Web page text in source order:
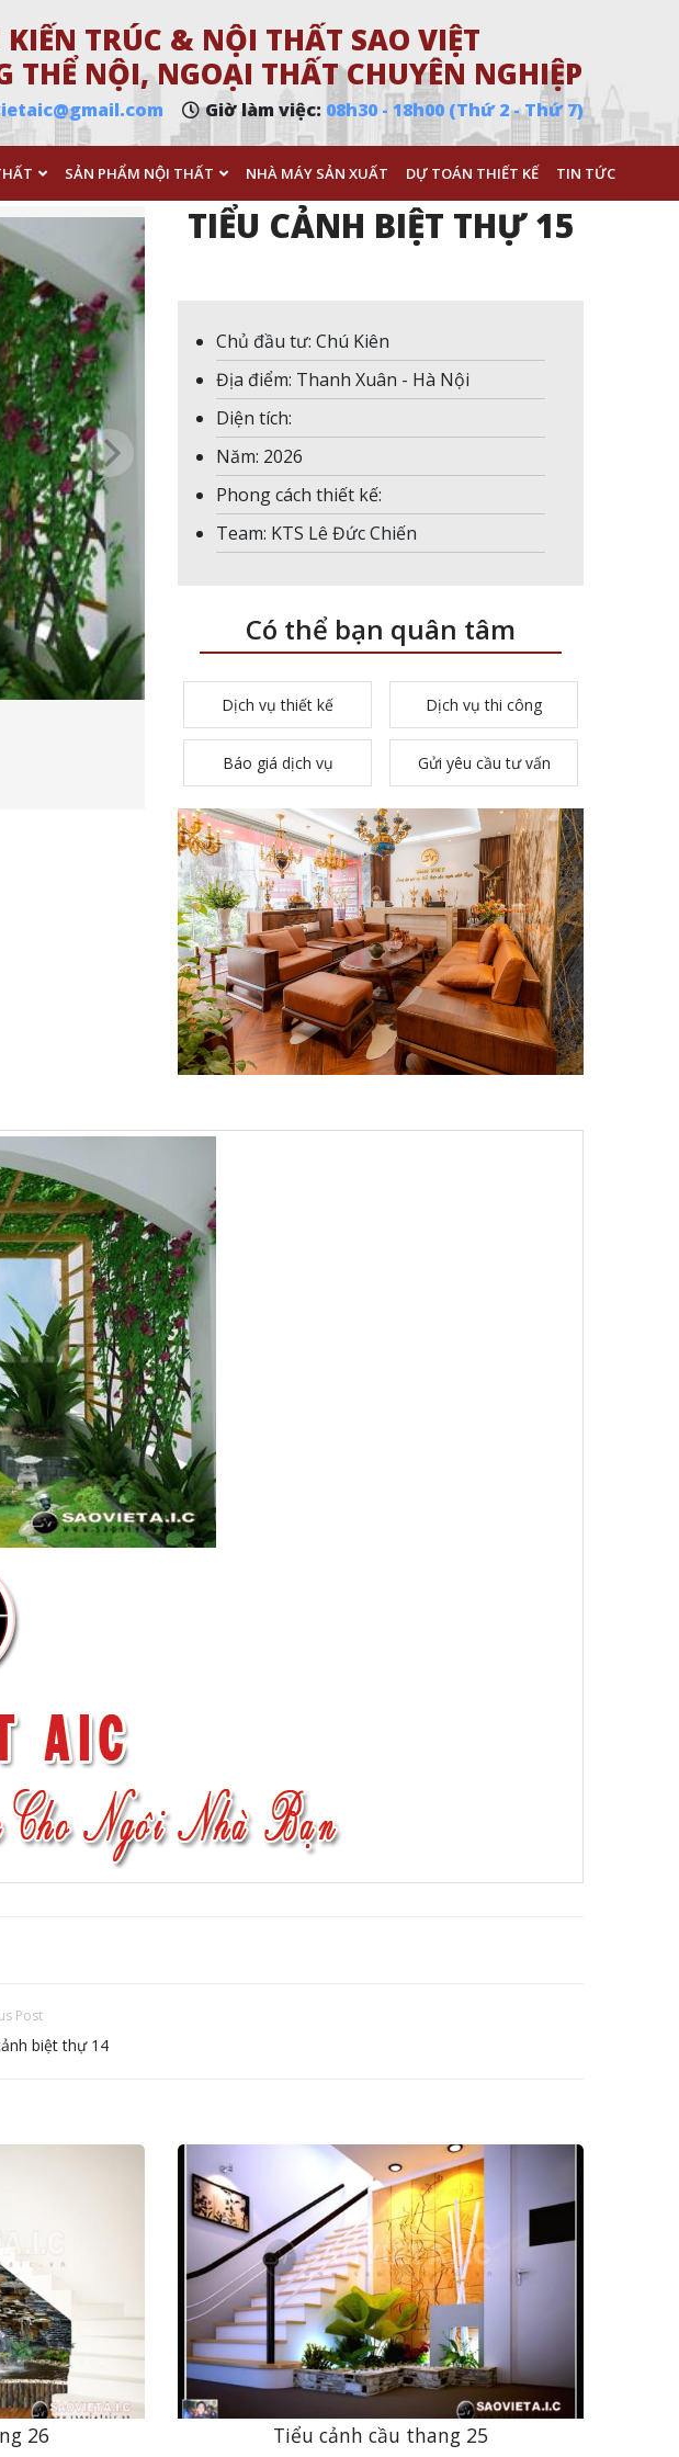
TRÚC & NỘI THẤT SAO VIỆT
THỂ NỘI, NGOẠI THẤT CHUYÊN NGHIỆP
Giờ làm việc: 08h30 - 18h00 (Thứ 2 - Thứ 7)
SẢN PHẨM NỘI THẤT NHÀ MÁY SẢN XUẤT DỰ TOÁN THIẾT KẾ TIN TỨC
TIỂU CẢNH BIỆT THỰ 15
Chủ đầu tư: Chú Kiên
Địa điểm: Thanh Xuân - Hà Nội
Diện tích:
Năm: 2026
Phong cách thiết kế:
Team: KTS Lê Đức Chiến
Có thể bạn quân tâm
Dịch vụ thiết kế Dịch vụ thi công
Báo giá dịch vụ Gửi yêu cầu tư vấn
Post
biệt thự 14
26 Tiểu cảnh cầu thang 25